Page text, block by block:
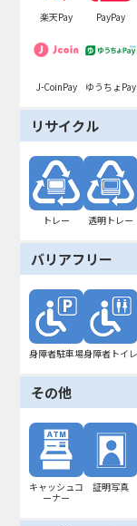
楽天Pay PayPay
J-CoinPay ゆうちょPay
リサイクル
トレー 透明トレー
バリアフリー
身障者駐車場身障者トイレ
その他
キャッシュコ
ーナー
証明写真